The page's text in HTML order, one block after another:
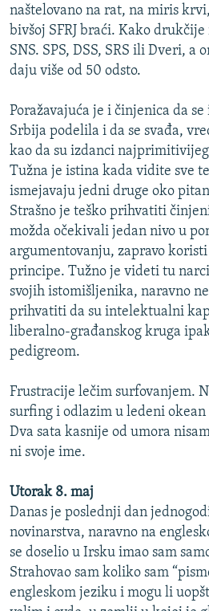
naštelovano na rat, na miris
bivšoj SFRJ braći. Kako
SNS. SPS, DSS, SRS ili Dveri, a
daju više od 50 odsto.
Poražavajuća je i činjenica da
Srbija podelila i da se svađa,
kao da su izdanci
Tužna je istina kada vidite sve
ismejavaju jedni druge oko
Strašno je teško prihvatiti
možda očekivali jedan nivo u
argumentovanju, zapravo
principe. Tužno je videti tu
svojih istomišljenika, naravno
prihvatiti da su intelektualni
liberalno-građanskog kruga
pedigreom.
Frustracije lečim surfovanjem.
surfing i odlazim u ledeni
Dva sata kasnije od umora
ni svoje ime.
Utorak 8. maj
Danas je poslednji dan
novinarstva, naravno na
se doselio u Irsku imao sam
Strahovao sam koliko sam
engleskom jeziku i mogu li